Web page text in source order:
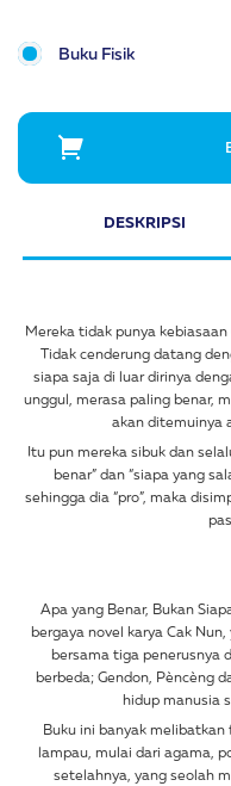
Buku Fisik
DESKRIPSI
Mereka tidak punya
Tidak cenderung datang
siapa saja di luar dirinya
unggul, merasa paling benar,
akan ditemuinya
Itu pun mereka sibuk dan
benar” dan “siapa yang
sehingga dia “pro”, maka
Apa yang Benar, Bukan
bergaya novel karya Cak
bersama tiga penerusnya
berbeda; Gendon, Pèncèng
hidup manusia
Buku ini banyak
lampau, mulai dari agama,
setelahnya, yang seolah